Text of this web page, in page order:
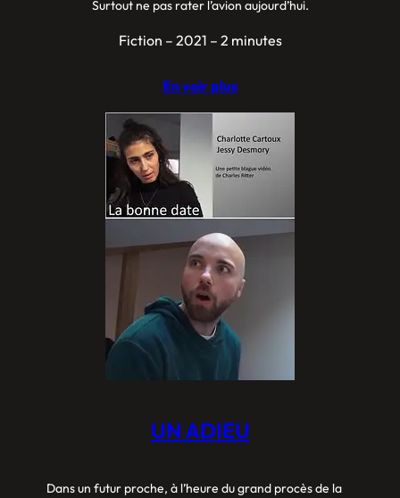
Surtout ne pas rater l’avion aujourd’hui.
Fiction – 2021 – 2 minutes
En voir plus
UN ADIEU
Dans un futur proche, à l’heure du grand procès de la